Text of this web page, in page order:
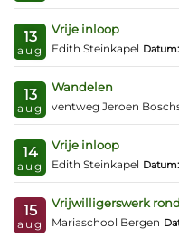
13
aug
Vrije inloop
Edith Steinkapel Datum:
13
aug
Wandelen
ventweg Jeroen
14
aug
Vrije inloop
Edith Steinkapel Datum:
15
aug
Vrijwilligerswerk
Mariaschool Bergen